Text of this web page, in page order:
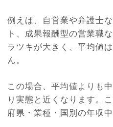
例えば、自営業や弁護士
ト、成果報酬型の営業職
ラツキが大きく、平均値
ん。
この場合、平均値よりも
り実態と近くなります。
府県・業種・国別の年収